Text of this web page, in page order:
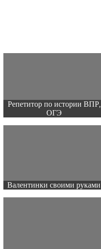
Репетитор по истории ВПР,
ОГЭ
Валентинки своими руками